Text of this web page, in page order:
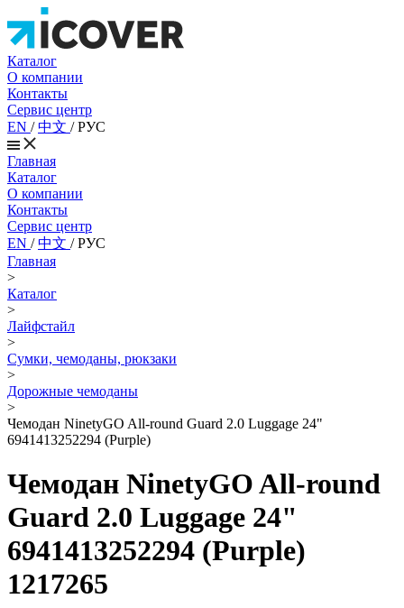
Каталог
О компании
Контакты
Сервис центр
EN /中文 /РУС
Главная
Каталог
О компании
Контакты
Сервис центр
EN /中文 /РУС
Главная
>
Каталог
>
Лайфстайл
>
Сумки, чемоданы, рюкзаки
>
Дорожные чемоданы
>
Чемодан NinetyGO All-round Guard 2.0 Luggage 24"
6941413252294 (Purple)
Чемодан NinetyGO All-round
Guard 2.0 Luggage 24"
6941413252294 (Purple)
1217265